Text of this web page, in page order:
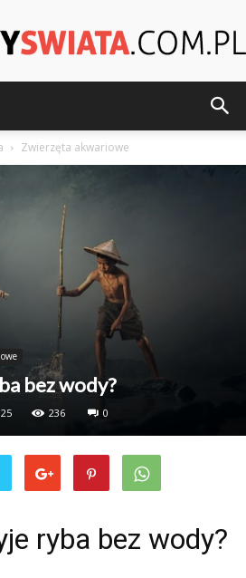
Zwierzęta akwariowe
bez wody?
236 0
ryba bez wody?